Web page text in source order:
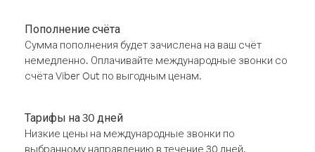
Пополнение счёта
Сумма пополнения будет зачислена на ваш счёт
немедленно. Оплачивайте международные звонки со
счёта Viber Out по выгодным ценам.
Тарифы на 30 дней
Низкие цены на международные звонки по
выбранному направлению в течение 30 дней.